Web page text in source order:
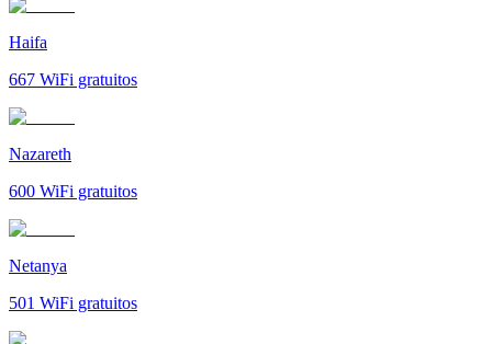
Haifa
667 WiFi gratuitos
Nazareth
600 WiFi gratuitos
Netanya
501 WiFi gratuitos